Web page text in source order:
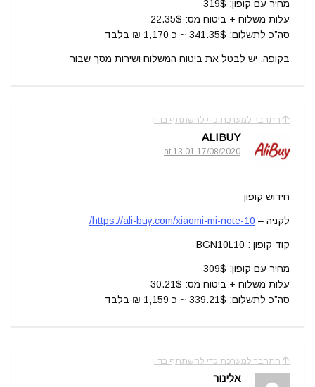
מחיר עם קופון: 319$
עלות משלוח + ביטוח מס: 22.35$
סה”כ לתשלום: 341.35$ ~ כ 1,170 ₪ בלבד
בקופה, יש לבטל את ביטוח המשלוח ושירות מסך שבור
התחבר למערכת כדי להשתתף בדיון
ALIBUY
17/08/2020 at 13:01
חידוש קופון
לקניה – https://ali-buy.com/xiaomi-mi-note-10/
קוד קופון : BGN10L10
מחיר עם קופון: 309$
עלות משלוח + ביטוח מס: 30.21$
סה”כ לתשלום: 339.21$ ~ כ 1,159 ₪ בלבד
התחבר למערכת כדי להשתתף בדיון
אלינור